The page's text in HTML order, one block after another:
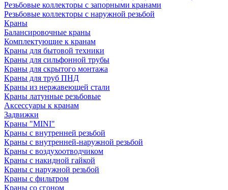
Резьбовые коллекторы с запорными кранами
Резьбовые коллекторы с наружной резьбой
Краны
Балансировочные краны
Комплектующие к кранам
Краны для бытовой техники
Краны для сильфонной трубы
Краны для скрытого монтажа
Краны для труб ПНД
Краны из нержавеющей стали
Краны латунные резьбовые
Аксессуары к кранам
Задвижки
Краны "MINI"
Краны с внутренней резьбой
Краны с внутренней-наружной резьбой
Краны с воздухоотводчиком
Краны с накидной гайкой
Краны с наружной резьбой
Краны с фильтром
Краны со сгоном